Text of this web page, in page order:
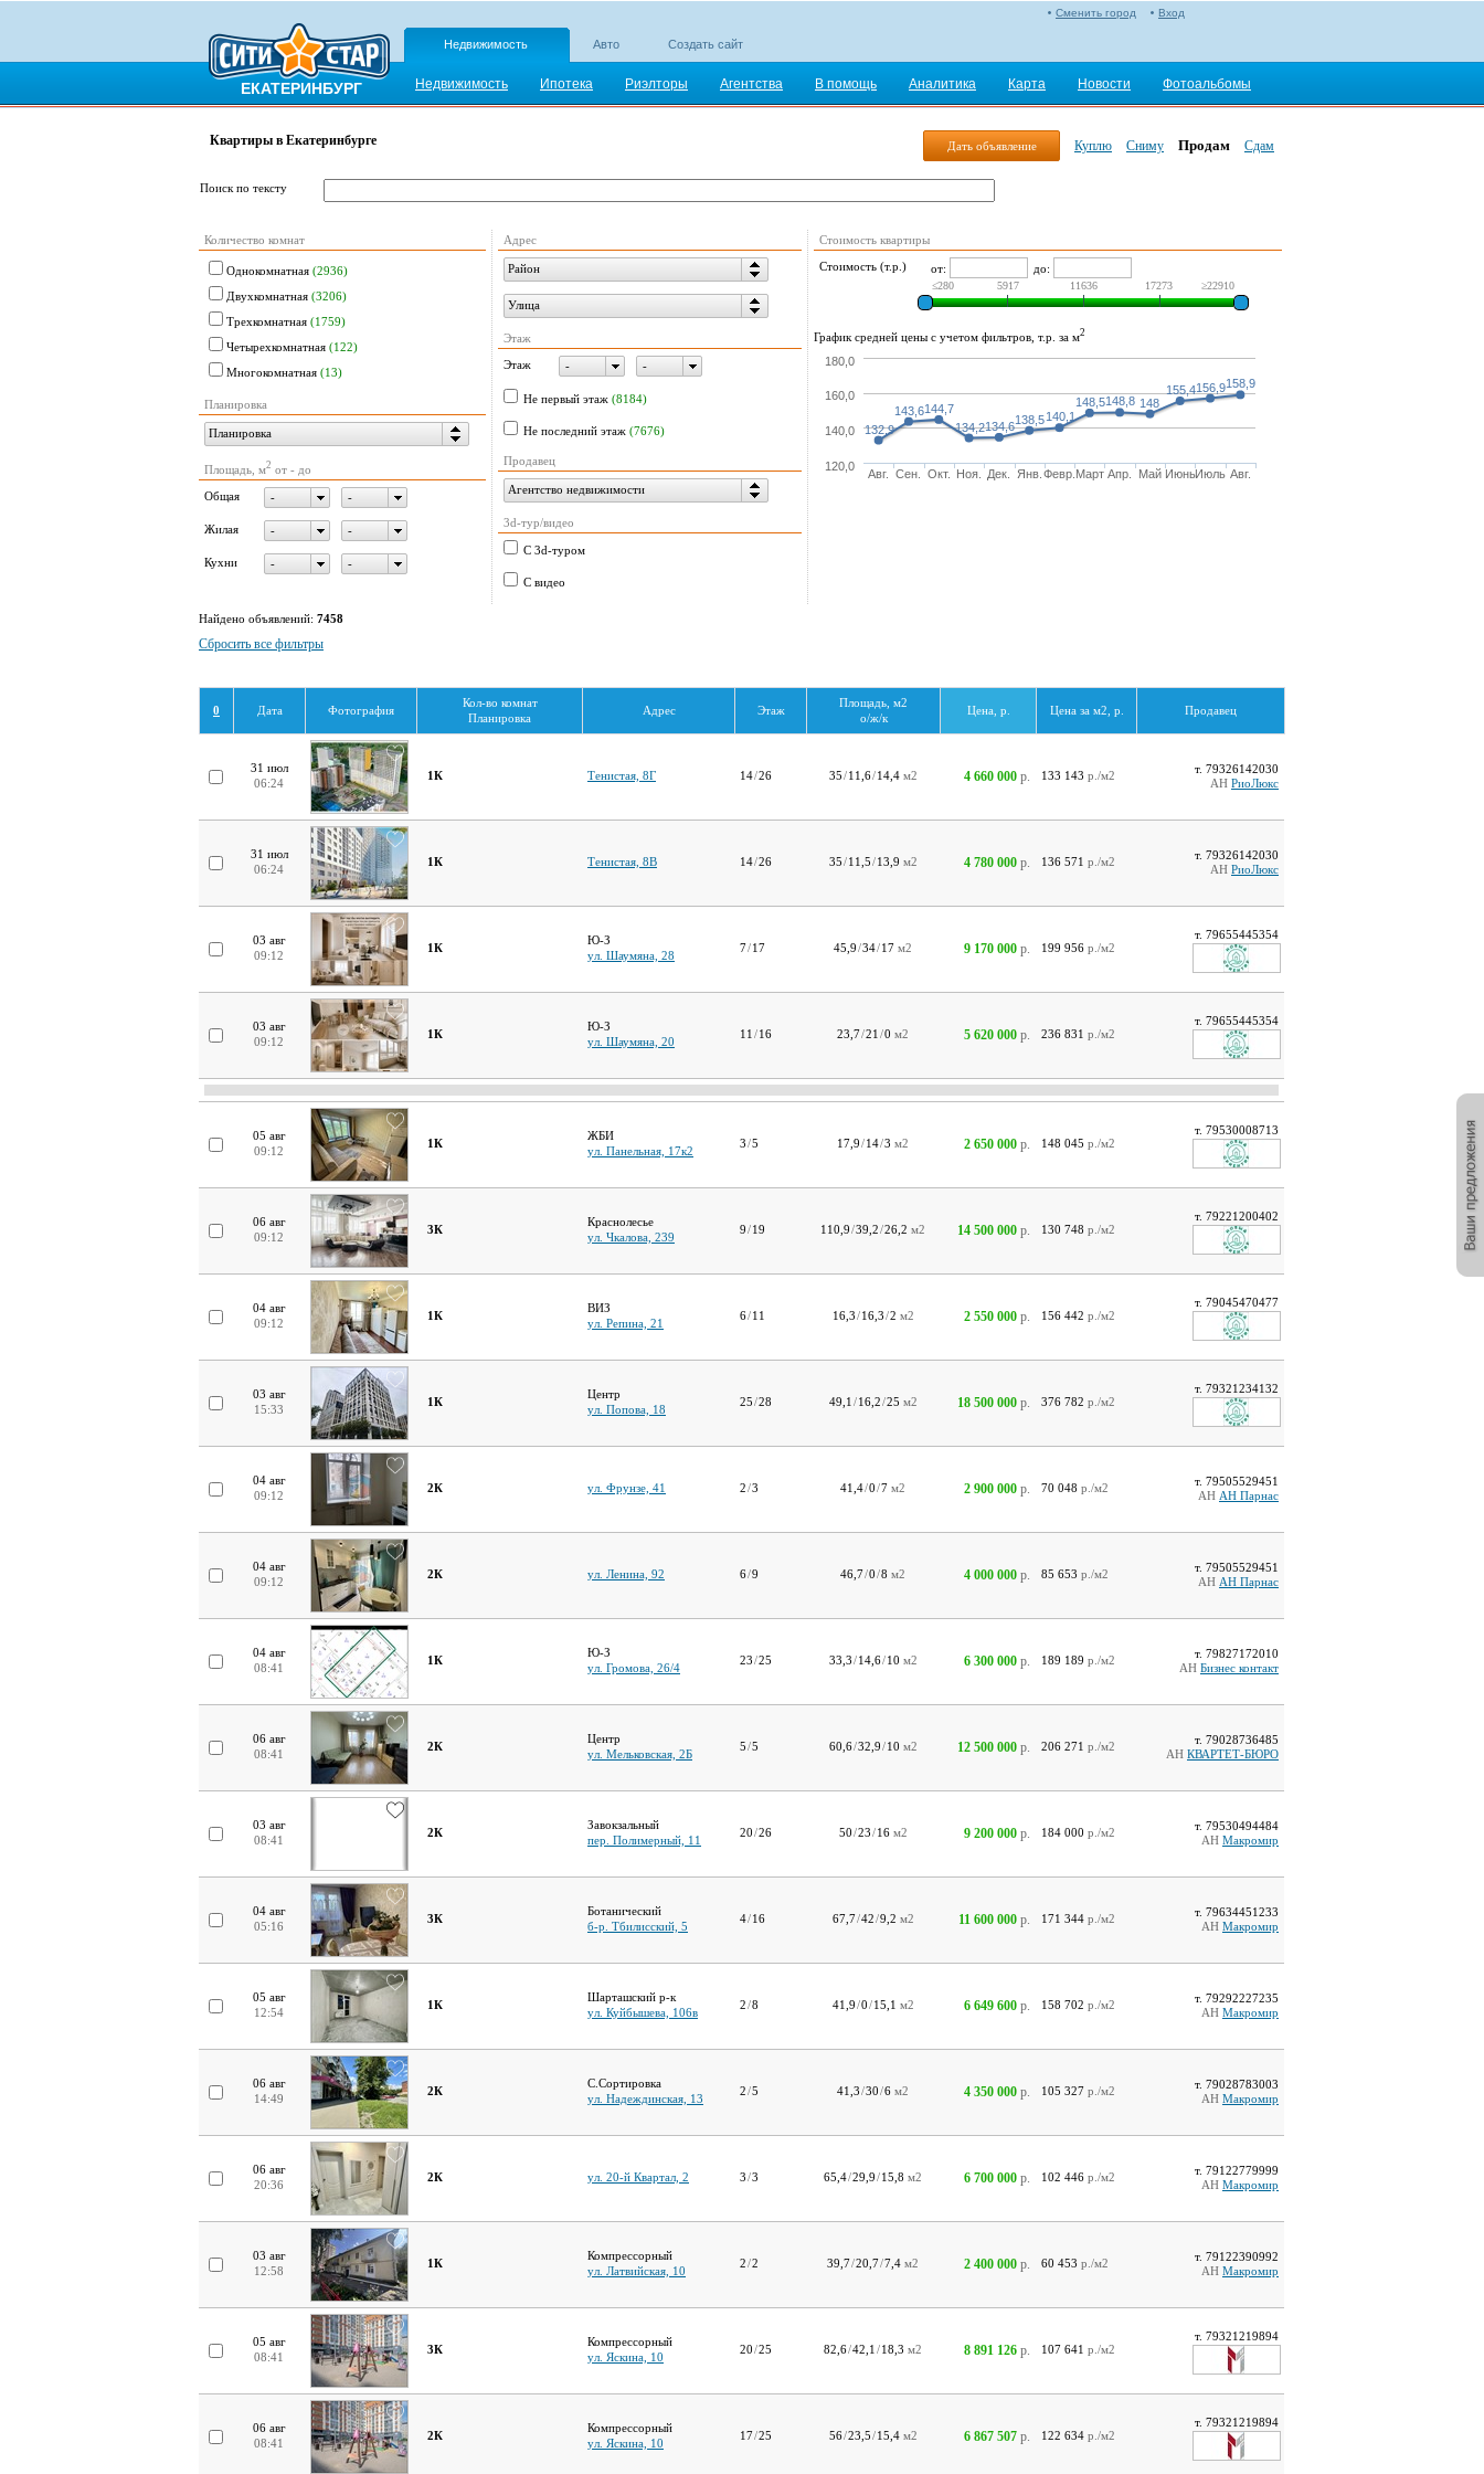
ЕКАТЕРИНБУРГ
Вход
Сменить город
Недвижимость Авто Создать сайт
Недвижимость Ипотека Риэлторы Агентства В помощь Аналитика Карта Новости Фотоальбомы
Дать объявление Куплю Сниму Продам Сдам
Квартиры в Екатеринбурге
Поиск по тексту
Количество комнат
Однокомнатная (2936)
Двухкомнатная (3206)
Трехкомнатная (1759)
Четырехкомнатная (122)
Многокомнатная (13)
Планировка
Планировка
Площадь, м2 от - до
Общая - -
Жилая - -
Кухни - -
Адрес
Район
Улица
Этаж
Этаж - -
Не первый этаж (8184)
Не последний этаж (7676)
Продавец
Агентство недвижимости
3d-тур/видео
С 3d-туром
С видео
Стоимость квартиры
Стоимость (т.р.) от: до:
≤280 5917 11636 17273 ≥22910
График средней цены с учетом фильтров, т.р. за м2
132,9
143,6144,7
134,2134,6138,5 140,1
148,5148,8 148
155,4156,9158,9
Авг. Сен. Окт. Ноя. Дек. Янв. Февр. Март Апр. Май ИюньИюль Авг.
120,0
140,0
160,0
180,0
Найдено объявлений: 7458
Сбросить все фильтры
0 Дата Фотография
Кол-во комнат
Планировка
Адрес Этаж
Площадь, м2
о/ж/к
Цена, р. Цена за м2, р. Продавец
31 июл
06:24
1К Тенистая, 8Г 14/26 35/ 11,6/ 14,4 м2 4 660 000 р. 133 143 р./м2
т. 79326142030
АН РиоЛюкс
31 июл
06:24
1К Тенистая, 8В 14/26 35/ 11,5/ 13,9 м2 4 780 000 р. 136 571 р./м2
т. 79326142030
АН РиоЛюкс
03 авг
09:12
1К
Ю-З
ул. Шаумяна, 28
7/17 45,9/34/17 м2 9 170 000 р. 199 956 р./м2
т. 79655445354
03 авг
09:12
1К
Ю-З
ул. Шаумяна, 20
11 /16 23,7/21 /0 м2 5 620 000 р. 236 831 р./м2
т. 79655445354
05 авг
09:12
1К
ЖБИ
ул. Панельная, 17к2
3/5 17,9/14/3 м2 2 650 000 р. 148 045 р./м2
т. 79530008713
06 авг
09:12
3К
Краснолесье
ул. Чкалова, 239
9/19 110,9/39,2/26,2 м2 14 500 000 р. 130 748 р./м2
т. 79221200402
04 авг
09:12
1К
ВИЗ
ул. Репина, 21
6/11 16,3/ 16,3/2 м2 2 550 000 р. 156 442 р./м2
т. 79045470477
03 авг
15:33
1К
Центр
ул. Попова, 18
25/28 49,1 / 16,2/25 м2 18 500 000 р. 376 782 р./м2
т. 79321234132
04 авг
09:12
2К ул. Фрунзе, 41 2/3 41,4/0/7 м2 2 900 000 р. 70 048 р./м2
т. 79505529451
АН АН Парнас
04 авг
09:12
2К ул. Ленина, 92 6/9 46,7/0/8 м2 4 000 000 р. 85 653 р./м2
т. 79505529451
АН АН Парнас
04 авг
08:41
1К
Ю-З
ул. Громова, 26/4
23/25 33,3/ 14,6/ 10 м2 6 300 000 р. 189 189 р./м2
т. 79827172010
АН Бизнес контакт
06 авг
08:41
2К
Центр
ул. Мельковская, 2Б
5/5 60,6/32,9/ 10 м2 12 500 000 р. 206 271 р./м2
т. 79028736485
АН КВАРТЕТ-БЮРО
03 авг
08:41
2К
Завокзальный
пер. Полимерный, 11
20/26 50/23/ 16 м2 9 200 000 р. 184 000 р./м2
т. 79530494484
АН Макромир
04 авг
05:16
3К
Ботанический
б-р. Тбилисский, 5
4/16 67,7/42/9,2 м2 11 600 000 р. 171 344 р./м2
т. 79634451233
АН Макромир
05 авг
12:54
1К
Шарташский р-к
ул. Куйбышева, 106в
2/8 41,9/0/ 15,1 м2 6 649 600 р. 158 702 р./м2
т. 79292227235
АН Макромир
06 авг
14:49
2К
С.Сортировка
ул. Надеждинская, 13
2/5 41,3/30/6 м2 4 350 000 р. 105 327 р./м2
т. 79028783003
АН Макромир
06 авг
20:36
2К ул. 20-й Квартал, 2 3/3 65,4/29,9/15,8 м2 6 700 000 р. 102 446 р./м2
т. 79122779999
АН Макромир
03 авг
12:58
1К
Компрессорный
ул. Латвийская, 10
2/2 39,7/20,7/7,4 м2 2 400 000 р. 60 453 р./м2
т. 79122390992
АН Макромир
05 авг
08:41
3К
Компрессорный
ул. Яскина, 10
20/25 82,6/42,1 /18,3 м2 8 891 126 р. 107 641 р./м2
т. 79321219894
06 авг
08:41
2К
Компрессорный
ул. Яскина, 10
17/25 56/23,5/ 15,4 м2 6 867 507 р. 122 634 р./м2
т. 79321219894